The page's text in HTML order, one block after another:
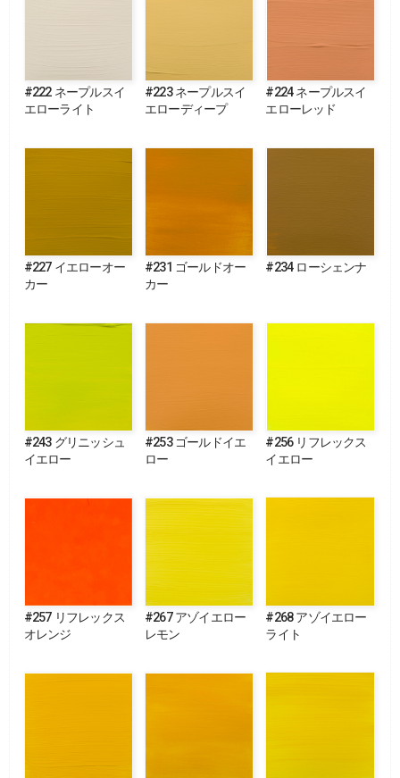
#222 ネープルスイ
エローライト
#223 ネープルスイ
エローディープ
#224 ネープルスイ
エローレッド
#227 イエローオー
カー
#231 ゴールドオー
カー
#234 ローシェンナ
#243 グリニッシュ
イエロー
#253 ゴールドイエ
ロー
#256 リフレックス
イエロー
#257 リフレックス
オレンジ
#267 アゾイエロー
レモン
#268 アゾイエロー
ライト